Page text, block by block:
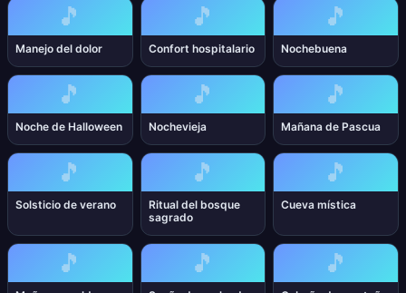
🎵
Manejo del dolor
🎵
Confort hospitalario
🎵
Nochebuena
🎵
Noche de Halloween
🎵
Nochevieja
🎵
Mañana de Pascua
🎵
Solsticio de verano
🎵
Ritual del bosque
sagrado
🎵
Cueva mística
🎵 🎵 🎵